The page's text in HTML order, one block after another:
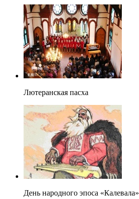
Лютеранская пасха
День народного эпоса «Калевала»